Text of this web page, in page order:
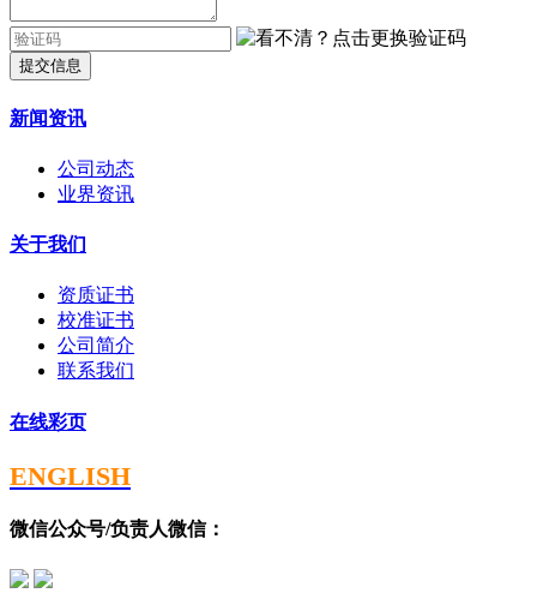
提交信息
新闻资讯
公司动态
业界资讯
关于我们
资质证书
校准证书
公司简介
联系我们
在线彩页
ENGLISH
微信公众号/负责人微信：